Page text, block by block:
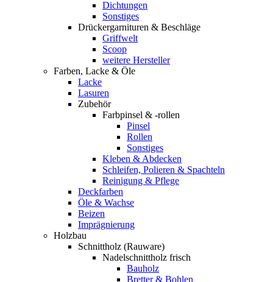
Dichtungen
Sonstiges
Drückergarnituren & Beschläge
Griffwelt
Scoop
weitere Hersteller
Farben, Lacke & Öle
Lacke
Lasuren
Zubehör
Farbpinsel & -rollen
Pinsel
Rollen
Sonstiges
Kleben & Abdecken
Schleifen, Polieren & Spachteln
Reinigung & Pflege
Deckfarben
Öle & Wachse
Beizen
Imprägnierung
Holzbau
Schnittholz (Rauware)
Nadelschnittholz frisch
Bauholz
Bretter & Bohlen